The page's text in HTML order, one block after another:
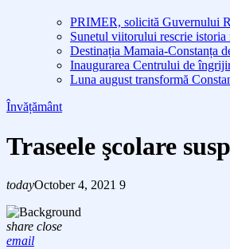
PRIMER, solicită Guvernului
Sunetul viitorului rescrie
Destinația Mamaia-Constanța
Inaugurarea Centrului de
Luna august transformă
Învățământ
Traseele şcolare
todayOctober 4, 2021 9
share close
email